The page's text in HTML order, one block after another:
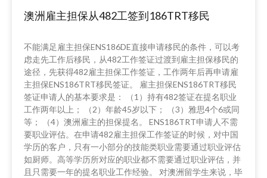
澳洲雇主担保从482工签到186TRT移民
不能满足雇主担保ENS186DE直接申请移民的条件，可以考
虑走先工作后移民，从482工作签证过渡到雇主担保移民的
途径，先获得482雇主担保工作签证，工作两年后再申请雇
主担保ENS186TRT移民签证。 雇主担保ENS186TRT移民
签证申请人的基本要求是： （1）持有482签证在提名职业
工作两年以上； （2）年龄45岁以下； （3）雅思4个6或同
等； （4）澳洲雇主的担保提名。 ENS186TRT申请人不需
要职业评估。在申请482雇主担保工作签证的时候，对中国
学历的客户，只有一小部分的技能类职业需要通过职业评估
如厨师。高等学历所对应的职业都不需要通过职业评估，并
且只需要一年的提名职业工作经验。 对澳洲留学生来说，毕